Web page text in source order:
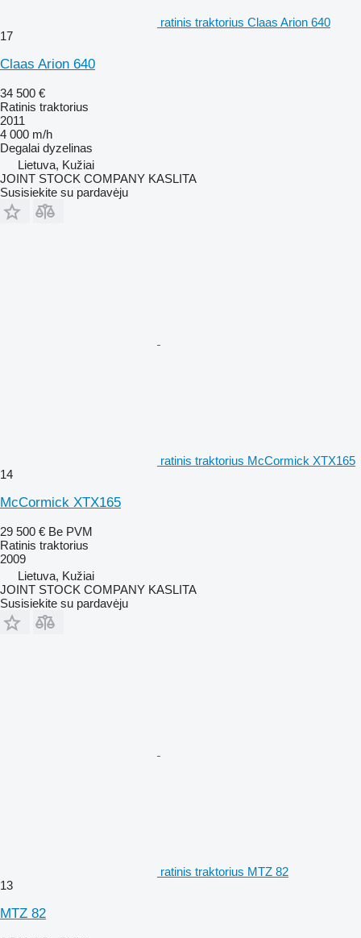
ratinis traktorius Claas Arion 640
17
Claas Arion 640
34 500 €
Ratinis traktorius
2011
4 000 m/h
Degalai dyzelinas
Lietuva, Kužiai
JOINT STOCK COMPANY KASLITA
Susisiekite su pardavėju
ratinis traktorius McCormick XTX165
14
McCormick XTX165
29 500 € Be PVM
Ratinis traktorius
2009
Lietuva, Kužiai
JOINT STOCK COMPANY KASLITA
Susisiekite su pardavėju
ratinis traktorius MTZ 82
13
MTZ 82